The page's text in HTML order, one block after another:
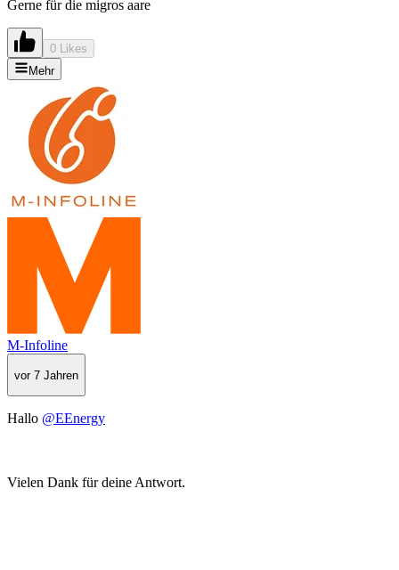
Gerne für die migros aare
0 Likes
Mehr
M-Infoline
vor 7 Jahren
Hallo @EEnergy
Vielen Dank für deine Antwort.